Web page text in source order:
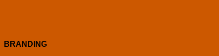
BRANDING